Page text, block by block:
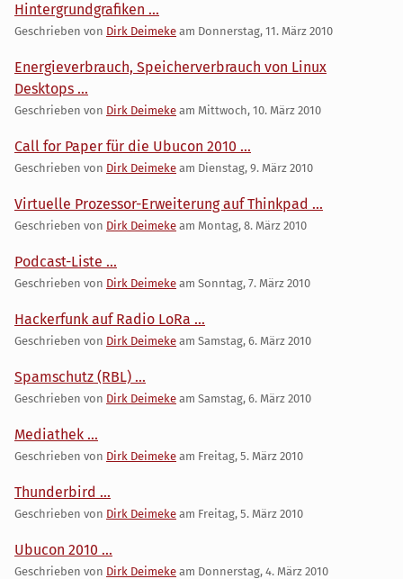
Hintergrundgrafiken ...
Geschrieben von Dirk Deimeke am Donnerstag, 11. März 2010
Energieverbrauch, Speicherverbrauch von Linux
Desktops ...
Geschrieben von Dirk Deimeke am Mittwoch, 10. März 2010
Call for Paper für die Ubucon 2010 ...
Geschrieben von Dirk Deimeke am Dienstag, 9. März 2010
Virtuelle Prozessor-Erweiterung auf Thinkpad ...
Geschrieben von Dirk Deimeke am Montag, 8. März 2010
Podcast-Liste ...
Geschrieben von Dirk Deimeke am Sonntag, 7. März 2010
Hackerfunk auf Radio LoRa ...
Geschrieben von Dirk Deimeke am Samstag, 6. März 2010
Spamschutz (RBL) ...
Geschrieben von Dirk Deimeke am Samstag, 6. März 2010
Mediathek ...
Geschrieben von Dirk Deimeke am Freitag, 5. März 2010
Thunderbird ...
Geschrieben von Dirk Deimeke am Freitag, 5. März 2010
Ubucon 2010 ...
Geschrieben von Dirk Deimeke am Donnerstag, 4. März 2010